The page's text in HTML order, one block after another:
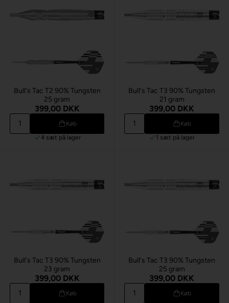
Bull's Tac T2 90% Tungsten
25 gram
399,00 DKK
Køb
4 sæt på lager
Bull's Tac T3 90% Tungsten
21 gram
399,00 DKK
Køb
1 sæt på lager
Bull's Tac T3 90% Tungsten
23 gram
399,00 DKK
Køb
Bull's Tac T3 90% Tungsten
25 gram
399,00 DKK
Køb